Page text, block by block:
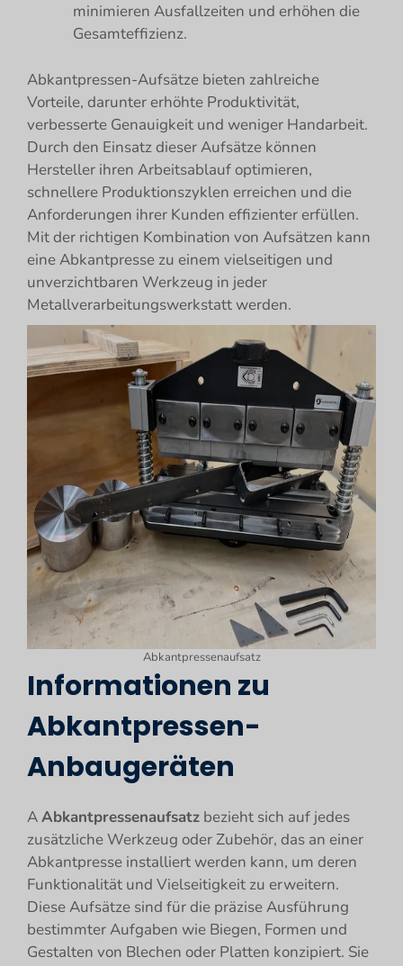
minimieren Ausfallzeiten und erhöhen die
Gesamteffizienz.
Abkantpressen-Aufsätze bieten zahlreiche
Vorteile, darunter erhöhte Produktivität,
verbesserte Genauigkeit und weniger Handarbeit.
Durch den Einsatz dieser Aufsätze können
Hersteller ihren Arbeitsablauf optimieren,
schnellere Produktionszyklen erreichen und die
Anforderungen ihrer Kunden effizienter erfüllen.
Mit der richtigen Kombination von Aufsätzen kann
eine Abkantpresse zu einem vielseitigen und
unverzichtbaren Werkzeug in jeder
Metallverarbeitungswerkstatt werden.
Abkantpressenaufsatz
Informationen zu
Abkantpressen-
Anbaugeräten
AAbkantpressenaufsatz bezieht sich auf jedes
zusätzliche Werkzeug oder Zubehör, das an einer
Abkantpresse installiert werden kann, um deren
Funktionalität und Vielseitigkeit zu erweitern.
Diese Aufsätze sind für die präzise Ausführung
bestimmter Aufgaben wie Biegen, Formen und
Gestalten von Blechen oder Platten konzipiert. Sie